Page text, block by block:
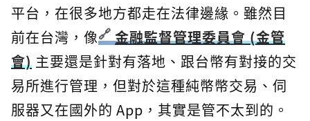
平台，在很多地方都走在法律邊緣。雖然目
前在台灣，像
金融監督管理委員會 (金管
會) 主要還是針對有落地、跟台幣有對接的交
易所進行管理，但對於這種純幣幣交易、伺
服器又在國外的 App，其實是管不太到的。